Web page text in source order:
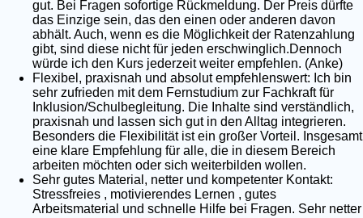
gut. Bei Fragen sofortige Rückmeldung. Der Preis dürfte
das Einzige sein, das den einen oder anderen davon
abhält. Auch, wenn es die Möglichkeit der Ratenzahlung
gibt, sind diese nicht für jeden erschwinglich.Dennoch
würde ich den Kurs jederzeit weiter empfehlen. (Anke)
Flexibel, praxisnah und absolut empfehlenswert: Ich bin
sehr zufrieden mit dem Fernstudium zur Fachkraft für
Inklusion/Schulbegleitung. Die Inhalte sind verständlich,
praxisnah und lassen sich gut in den Alltag integrieren.
Besonders die Flexibilität ist ein großer Vorteil. Insgesamt
eine klare Empfehlung für alle, die in diesem Bereich
arbeiten möchten oder sich weiterbilden wollen.
Sehr gutes Material, netter und kompetenter Kontakt:
Stressfreies , motivierendes Lernen , gutes
Arbeitsmaterial und schnelle Hilfe bei Fragen. Sehr netter